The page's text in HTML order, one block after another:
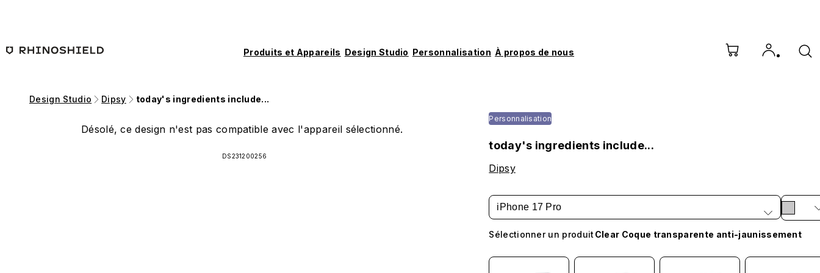
Produits et Appareils Design Studio Personnalisation À propos de nous
Design Studio Dipsy today's ingredients include...
Désolé, ce design n'est pas compatible avec l'appareil sélectionné.
DS231200256
Personnalisation
today's ingredients include...
Dipsy
iPhone 17 Pro
Sélectionner un produit Clear Coque transparente anti-jaunissement